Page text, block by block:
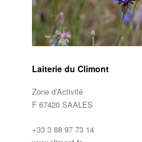
Laiterie du Climont
Zone d’Activité
F 67420 SAALES
+33 3 88 97 73 14